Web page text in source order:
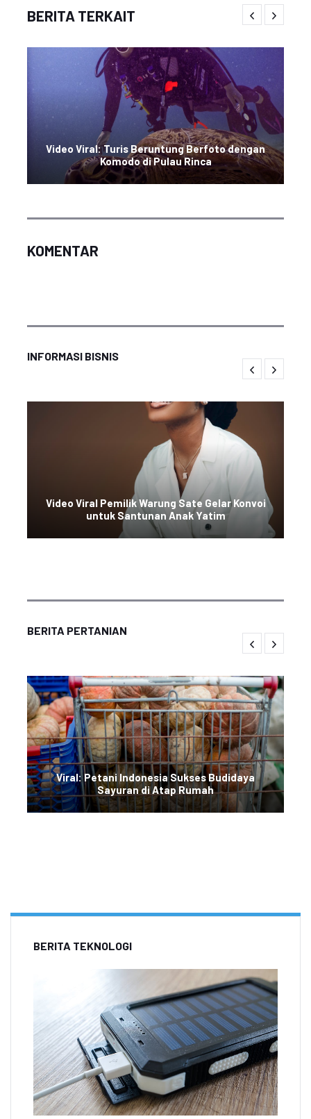
BERITA TERKAIT
Video Viral: Turis Beruntung Berfoto dengan
Komodo di Pulau Rinca
KOMENTAR
INFORMASI BISNIS
Video Viral Pemilik Warung Sate Gelar Konvoi
untuk Santunan Anak Yatim
BERITA PERTANIAN
Viral: Petani Indonesia Sukses Budidaya
Sayuran di Atap Rumah
BERITA TEKNOLOGI